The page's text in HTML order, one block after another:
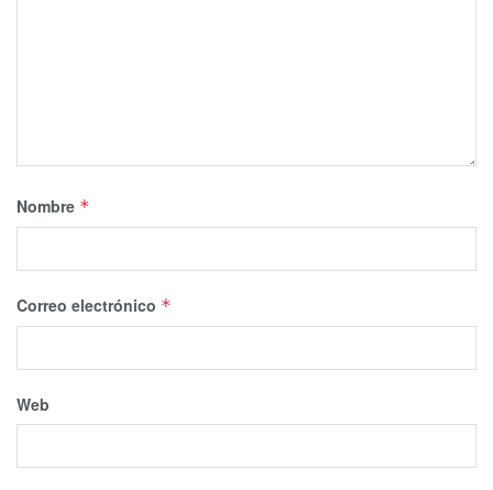
Nombre *
Correo electrónico *
Web